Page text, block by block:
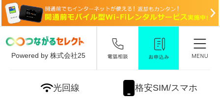
Powered by 株式会社25
光回線 格安SIM/スマホ